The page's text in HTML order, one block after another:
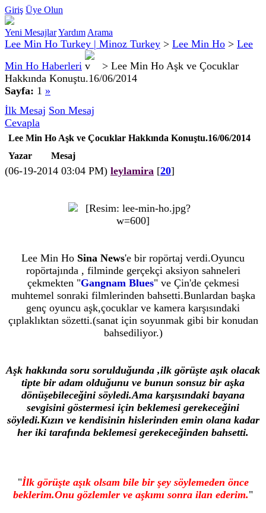
Giriş Üye Olun
Yeni MesajlarYardım Arama
Lee Min Ho Turkey | Minoz Turkey > Lee Min Ho > Lee
Min Ho Haberleri
> Lee Min Ho Aşk ve Çocuklar
Hakkında Konuştu.16/06/2014
Sayfa: 1 »
İlk Mesaj Son Mesaj
Cevapla
Lee Min Ho Aşk ve Çocuklar Hakkında Konuştu.16/06/2014
Yazar
Mesaj
(06-19-2014 03:04 PM) leylamira [20]
Lee Min Ho Sina News'e bir ropörtaj verdi.Oyuncu
ropörtajında , filminde gerçekçi aksiyon sahneleri
çekmekten "Gangnam Blues" ve Çin'de çekmesi
muhtemel sonraki filmlerinden bahsetti.Bunlardan başka
genç oyuncu aşk,çocuklar ve kamera karşısındaki
çıplaklıktan sözetti.(sanat için soyunmak gibi bir konudan
bahsediliyor.)
Aşk hakkında soru sorulduğunda ,ilk görüşte aşık olacak
tipte bir adam olduğunu ve bunun sonsuz bir aşka
dönüşebileceğini söyledi.Ama karşısındaki bayana
sevgisini göstermesi için beklemesi gerekeceğini
söyledi.Kızın ve kendisinin hislerinden emin olana kadar
her iki tarafında beklemesi gerekeceğinden bahsetti.
"İlk görüşte aşık olsam bile bir şey söylemeden önce
beklerim.Onu gözlemler ve aşkımı sonra ilan ederim."